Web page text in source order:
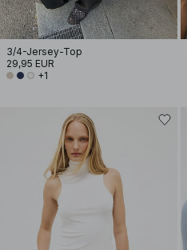
3/4-Jersey-Top
29,95 EUR
+1